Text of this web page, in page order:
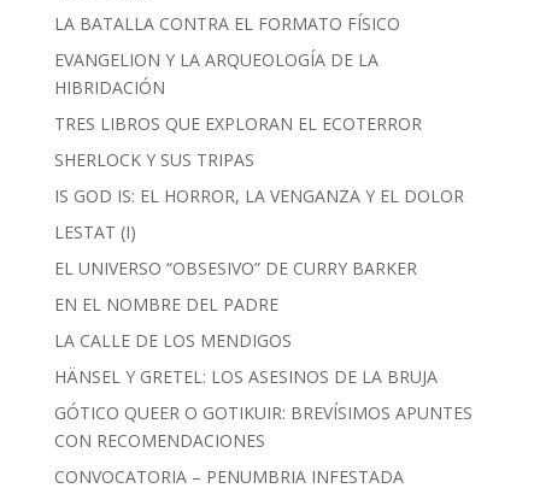
LA BATALLA CONTRA EL FORMATO FÍSICO
EVANGELION Y LA ARQUEOLOGÍA DE LA
HIBRIDACIÓN
TRES LIBROS QUE EXPLORAN EL ECOTERROR
SHERLOCK Y SUS TRIPAS
IS GOD IS: EL HORROR, LA VENGANZA Y EL DOLOR
LESTAT (I)
EL UNIVERSO “OBSESIVO” DE CURRY BARKER
EN EL NOMBRE DEL PADRE
LA CALLE DE LOS MENDIGOS
HÄNSEL Y GRETEL: LOS ASESINOS DE LA BRUJA
GÓTICO QUEER O GOTIKUIR: BREVÍSIMOS APUNTES
CON RECOMENDACIONES
CONVOCATORIA – PENUMBRIA INFESTADA